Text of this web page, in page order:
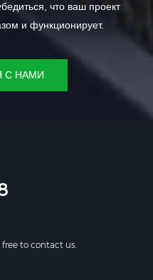
что ваш проект
и функционирует.
С НАМИ
free to contact us.